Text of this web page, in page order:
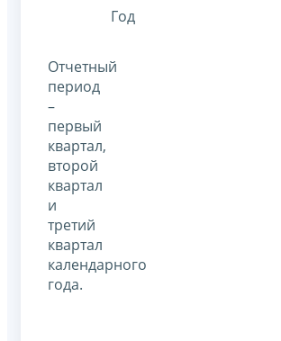
Год
Отчетный
период
–
первый
квартал,
второй
квартал
и
третий
квартал
календарного
года.